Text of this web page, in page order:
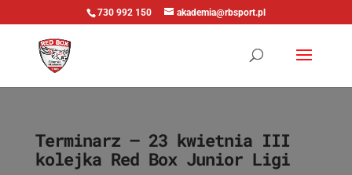
730 992 150 akademia@rbsport.pl
Terminarz – 23 kwietnia III
kolejka Red Box Junior Ligi